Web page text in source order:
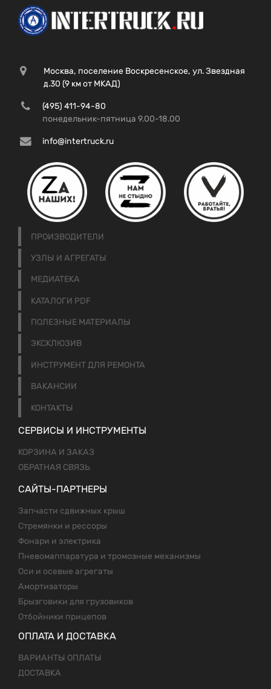
Москва, поселение Воскресенское, ул. Звездная
д.30 (9 км от МКАД)
(495) 411-94-80
понедельник-пятница 9.00-18.00
info@intertruck.ru
ПРОИЗВОДИТЕЛИ
УЗЛЫ И АГРЕГАТЫ
МЕДИАТЕКА
КАТАЛОГИ PDF
ПОЛЕЗНЫЕ МАТЕРИАЛЫ
ЭКСКЛЮЗИВ
ИНСТРУМЕНТ ДЛЯ РЕМОНТА
ВАКАНСИИ
КОНТАКТЫ
СЕРВИСЫ И ИНСТРУМЕНТЫ
КОРЗИНА И ЗАКАЗ
ОБРАТНАЯ СВЯЗЬ
САЙТЫ-ПАРТНЕРЫ
Запчасти сдвижных крыш
Стремянки и рессоры
Фонари и электрика
Пневомаппаратура и тромозные механизмы
Оси и осевые агрегаты
Амортизаторы
Брызговики для грузовиков
Отбойники прицепов
ОПЛАТА И ДОСТАВКА
ВАРИАНТЫ ОПЛАТЫ
ДОСТАВКА